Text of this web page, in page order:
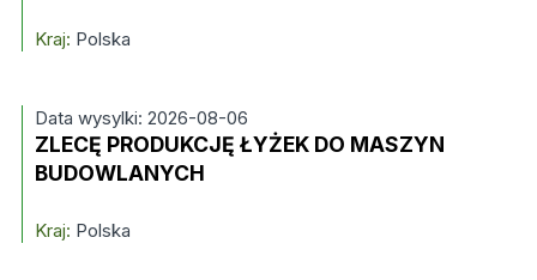
Kraj: Polska
Data wysylki: 2026-08-06
ZLECĘ PRODUKCJĘ ŁYŻEK DO MASZYN
BUDOWLANYCH
Kraj: Polska